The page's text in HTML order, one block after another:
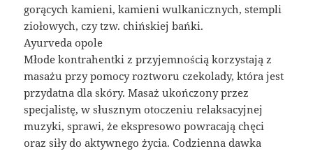
gorących kamieni, kamieni wulkanicznych, stempli
ziołowych, czy tzw. chińskiej bańki.
Ayurveda opole
Młode kontrahentki z przyjemnością korzystają z
masażu przy pomocy roztworu czekolady, która jest
przydatna dla skóry. Masaż ukończony przez
specjalistę, w słusznym otoczeniu relaksacyjnej
muzyki, sprawi, że ekspresowo powracają chęci
oraz siły do aktywnego życia. Codzienna dawka